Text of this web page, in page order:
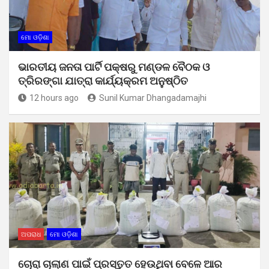
ମୋ ଓଡ଼ିଶା
ଭାରତୀୟ ଜନତା ପାର୍ଟି ପକ୍ଷରୁ ମଣ୍ଡଳ ବୈଠକ ଓ
ତ୍ରିରଙ୍ଗା ଯାତ୍ରା କାର୍ଯ୍ୟକ୍ରମ ଅନୁଷ୍ଠିତ
12 hours ago Sunil Kumar Dhangadamajhi
ଅପରାଧ ମୋ ଓଡ଼ିଶା
ଚୋରା ଚାଲାଣ ପାଇଁ ପ୍ରସ୍ତୁତ ହେଉଥିବା ବେଳେ ଆର